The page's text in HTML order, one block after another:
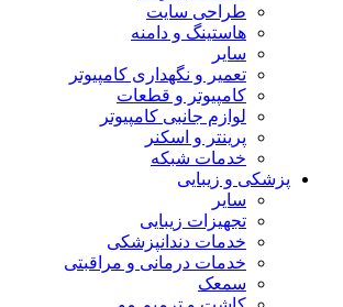
طراحی سایت
هاستینگ و دامنه
سایر
تعمیر و نگهداری کامپیوتر
کامپیوتر و قطعات
لوازم جانبی کامپیوتر
پرینتر و اسکنر
خدمات شبکه
پزشکی و زیبایی
سایر
تجهیزات زیبایی
خدمات دندانپزشکی
خدمات درمانی و مراقبتی
سمعک